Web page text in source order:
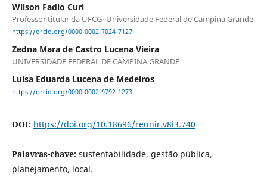
Wilson Fadlo Curi
Professor titular da UFCG- Universidade Federal de Campina Grande
https://orcid.org/0000-0002-7024-7127
Zedna Mara de Castro Lucena Vieira
UNIVERSIDADE FEDERAL DE CAMPINA GRANDE
Luísa Eduarda Lucena de Medeiros
https://orcid.org/0000-0002-9792-1273
DOI: https://doi.org/10.18696/reunir.v8i3.740
Palavras-chave: sustentabilidade, gestão pública,
planejamento, local.